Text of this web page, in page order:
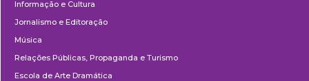
Informação e Cultura
Jornalismo e Editoração
Música
Relações Públicas, Propaganda e Turismo
Escola de Arte Dramática